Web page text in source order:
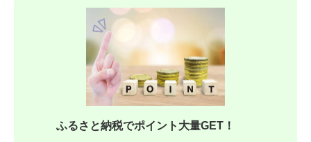
ふるさと納税でポイント大量GET！